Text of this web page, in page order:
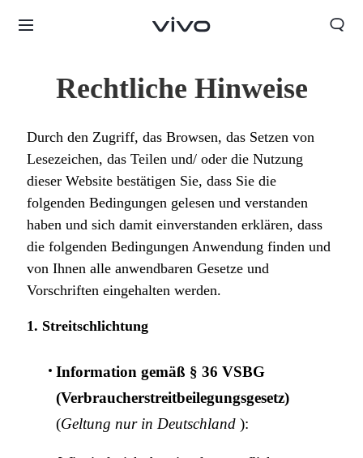
Österreich | Land/Region auswählen
Rechtliche Hinweise
Durch den Zugriff, das Browsen, das Setzen von
Lesezeichen, das Teilen und/ oder die Nutzung
dieser Website bestätigen Sie, dass Sie die
folgenden Bedingungen gelesen und verstanden
haben und sich damit einverstanden erklären, dass
die folgenden Bedingungen Anwendung finden und
von Ihnen alle anwendbaren Gesetze und
Vorschriften eingehalten werden.
1. Streitschlichtung
Information gemäß § 36 VSBG
(Verbraucherstreitbeilegungsgesetz)
(Geltung nur in Deutschland):